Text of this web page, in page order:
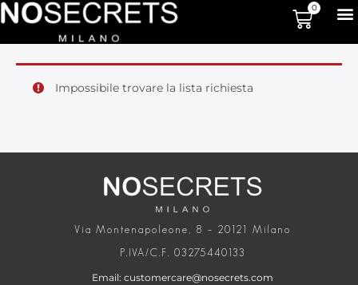
0
Impossibile trovare la lista richiesta
Via Montenapoleone, 8 – 20121 Milano
P.IVA/C.F. 03275440133
Email: customercare@nosecrets.com